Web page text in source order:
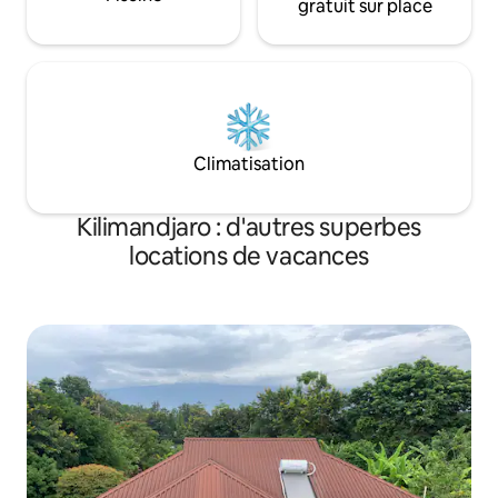
gratuit sur place
Climatisation
Kilimandjaro : d'autres superbes
locations de vacances